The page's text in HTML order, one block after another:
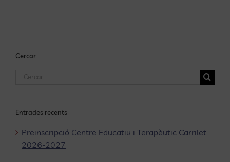
Cercar
Cerca
Entrades recents
Preinscripció Centre Educatiu i Terapèutic Carrilet
2026-2027